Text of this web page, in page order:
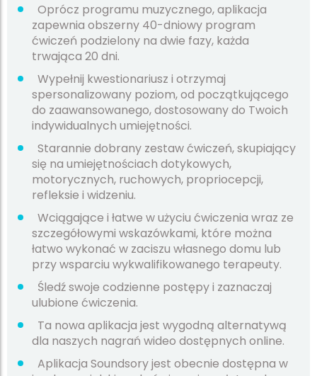
Oprócz programu muzycznego, aplikacja
zapewnia obszerny 40-dniowy program
ćwiczeń podzielony na dwie fazy, każda
trwająca 20 dni.
Wypełnij kwestionariusz i otrzymaj
spersonalizowany poziom, od początkującego
do zaawansowanego, dostosowany do Twoich
indywidualnych umiejętności.
Starannie dobrany zestaw ćwiczeń, skupiający
się na umiejętnościach dotykowych,
motorycznych, ruchowych, propriocepcji,
refleksie i widzeniu.
Wciągające i łatwe w użyciu ćwiczenia wraz ze
szczegółowymi wskazówkami, które można
łatwo wykonać w zaciszu własnego domu lub
przy wsparciu wykwalifikowanego terapeuty.
Śledź swoje codzienne postępy i zaznaczaj
ulubione ćwiczenia.
Ta nowa aplikacja jest wygodną alternatywą
dla naszych nagrań wideo dostępnych online.
Aplikacja Soundsory jest obecnie dostępna w